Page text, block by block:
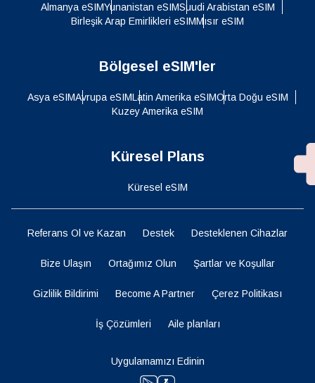
Almanya eSIMYunanistan eSIMSuudi Arabistan eSIM
Birleşik Arap Emirlikleri eSIMMısır eSIM
Bölgesel eSIM'ler
Asya eSIMAvrupa eSIMLatin Amerika eSIMOrta Doğu eSIM
Kuzey Amerika eSIM
Küresel Plans
Küresel eSIM
Referans Ol ve Kazan Destek Desteklenen Cihazlar
Bize Ulaşın Ortağımız Olun Şartlar ve Koşullar
Gizlilik Bildirimi Become A Partner Çerez Politikası
İş Çözümleri Aile planları
Uygulamamızı Edinin